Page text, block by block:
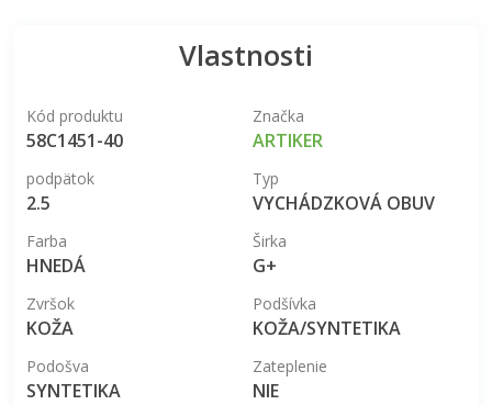
Vlastnosti
Kód produktu
58C1451-40
Značka
ARTIKER
podpätok
2.5
Typ
VYCHÁDZKOVÁ OBUV
Farba
HNEDÁ
Širka
G+
Zvršok
KOŽA
Podšívka
KOŽA/SYNTETIKA
Podošva
SYNTETIKA
Zateplenie
NIE